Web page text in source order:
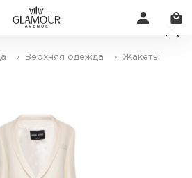
› Верхняя одежда › Жакеты